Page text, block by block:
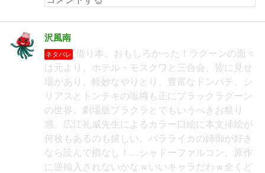
沢風南
ネタバレ
借り本。おもしろかった！ラグーンの面々
は元より、ホテル・モスクワと三合会、皆に見せ
場があり、軽妙なやりとり、豊富なドンパチ、シ
リアスとトンチキの塩梅も正にブラックラグーン
の世界。劇場版ブラクラとでもいうべきお祭り
感。広江礼威先生によるカラー口絵に本文挿絵が
何枚もあるのも嬉しい。バラライカの姉御が好き
なら読んで損なし！…シャドーファルコン、原作
に逆輸入されないかなｗいいキャラだわｗ全くど